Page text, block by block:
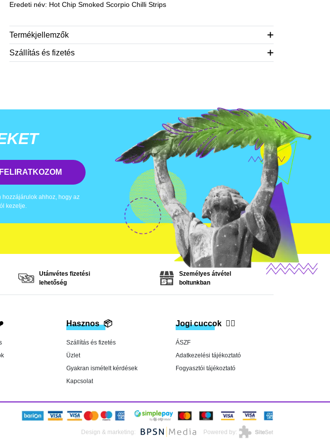
Eredeti név: Hot Chip Smoked Scorpio Chilli Strips
Termékjellemzők
Szállítás és fizetés
FELIRATKOZOM
hozzájárulok ahhoz, hogy az
kezelje.
Utánvétes fizetési
lehetőség
Személyes átvétel
boltunkban
Hasznos 📦
Szállítás és fizetés
Üzlet
Gyakran ismételt kérdések
Kapcsolat
Jogi cuccok 👨‍⚖️
ÁSZF
Adatkezelési tájékoztató
Fogyasztói tájékoztató
Design & marketing:
Powered by: